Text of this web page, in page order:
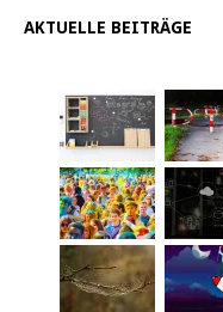
AKTUELLE BEITRÄGE